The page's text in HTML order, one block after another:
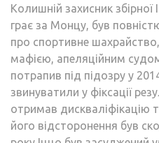
Колишній захисник збірної
грає за Монцу, був
про спортивне
мафією, апеляційним
потрапив під підозру у
звинуватили у фіксації
отримав дискваліфікацію
його відсторонення був